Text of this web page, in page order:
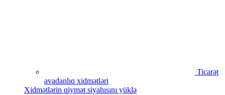
Ticarət
avadanlıq xidmətləri
Xidmətlərin qiymət siyahısını yüklə